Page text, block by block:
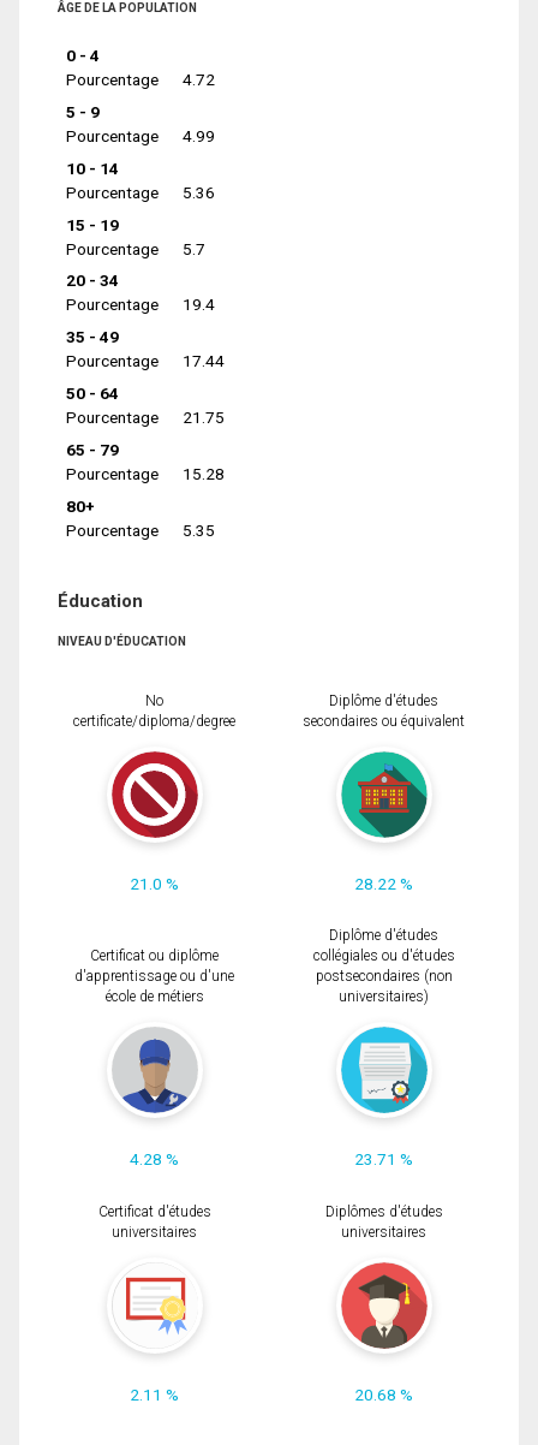
ÂGE DE LA POPULATION
0 - 4
Pourcentage
4.72
5 - 9
Pourcentage
4.99
10 - 14
Pourcentage
5.36
15 - 19
Pourcentage
5.7
20 - 34
Pourcentage
19.4
35 - 49
Pourcentage
17.44
50 - 64
Pourcentage
21.75
65 - 79
Pourcentage
15.28
80+
Pourcentage
5.35
Éducation
NIVEAU D'ÉDUCATION
No
certificate/diploma/degree
21.0 %
Diplôme d'études
secondaires ou équivalent
28.22 %
Certificat ou diplôme
d'apprentissage ou d'une
école de métiers
4.28 %
Diplôme d'études
collégiales ou d'études
postsecondaires (non
universitaires)
23.71 %
Certificat d'études
universitaires
2.11 %
Diplômes d'études
universitaires
20.68 %